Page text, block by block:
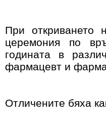
При
церемония по
годината в
фармацевт и
Отличените бяха